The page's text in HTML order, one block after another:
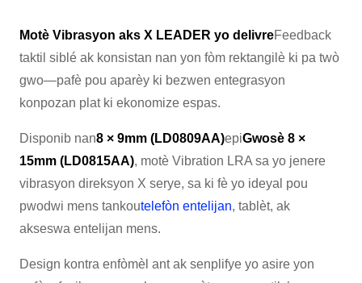
Motè Vibrasyon aks X LEADER yo delivreFeedback
taktil siblé ak konsistan nan yon fòm rektangilè ki pa twò
gwo—pafè pou aparèy ki bezwen entegrasyon
konpozan plat ki ekonomize espas.
Disponib nan8 × 9mm (LD0809AA)epiGwosè 8 ×
15mm (LD0815AA), motè Vibration LRA sa yo jenere
vibrasyon direksyon X serye, sa ki fè yo ideyal pou
pwodwi mens tankoutelefòn entelijan, tablèt, ak
akseswa entelijan mens.
Design kontra enfòmèl ant ak senplifye yo asire yon